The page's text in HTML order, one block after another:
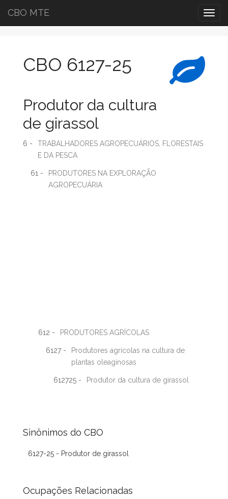
CBO MTE
CBO 6127-25
Produtor da cultura
de girassol
6 -
TRABALHADORES AGROPECUÁRIOS, FLORESTAIS
E DA PESCA
61 -
PRODUTORES NA EXPLORAÇÃO
AGROPECUÁRIA
612 - PRODUTORES AGRÍCOLAS
6127 -
Produtores agrícolas na cultura de
plantas oleaginosas
612725 - Produtor da cultura de girassol
Sinônimos do CBO
6127-25 - Produtor de girassol
Ocupações Relacionadas